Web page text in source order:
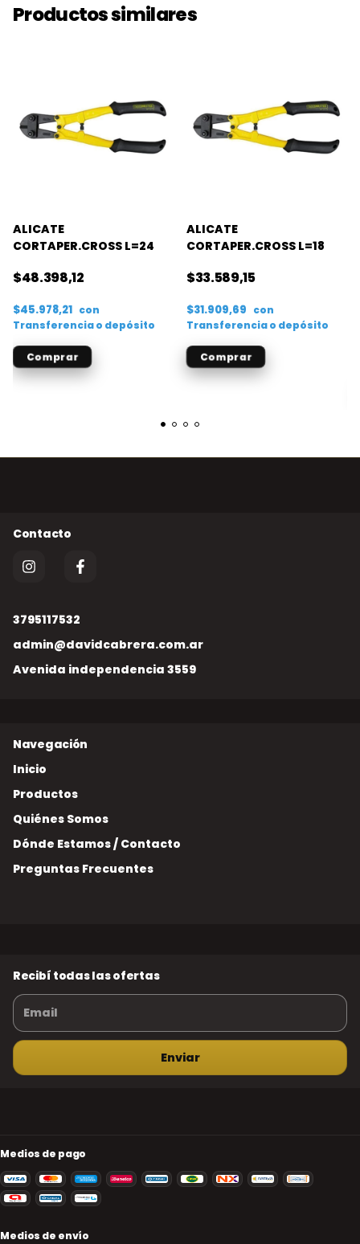
Productos similares
ALICATE
CORTAPER.CROSS L=24
$48.398,12
$45.978,21 con
Transferencia o depósito
ALICATE
CORTAPER.CROSS L=18
$33.589,15
$31.909,69 con
Transferencia o depósito
3795117532
admin@davidcabrera.com.ar
Avenida independencia 3559
Inicio
Productos
Quiénes Somos
Dónde Estamos / Contacto
Preguntas Frecuentes
Recibí todas las ofertas
Medios de pago
Medios de envío